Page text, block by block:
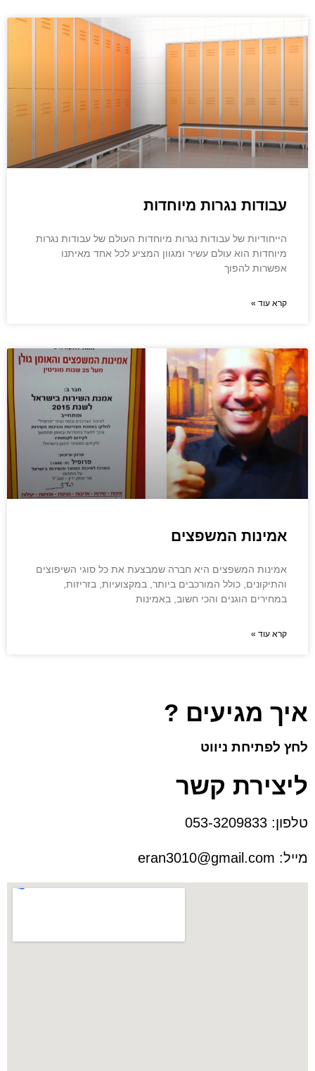
עבודות נגרות מיוחדות
הייחודיות של עבודות נגרות מיוחדות העולם של עבודות נגרות
מיוחדות הוא עולם עשיר ומגוון המציע לכל אחד מאיתנו
אפשרות להפוך
קרא עוד »
אמינות המשפצים
אמינות המשפצים היא חברה שמבצעת את כל סוגי השיפוצים
והתיקונים, כולל המורכבים ביותר, במקצועיות, בזריזות,
במחירים הוגנים והכי חשוב, באמינות
קרא עוד »
איך מגיעים ?
לחץ לפתיחת ניווט
ליצירת קשר
טלפון:
מייל: eran3010@gmail.com